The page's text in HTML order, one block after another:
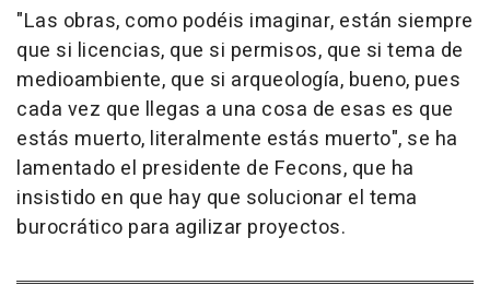
"Las obras, como podéis imaginar, están siempre
que si licencias, que si permisos, que si tema de
medioambiente, que si arqueología, bueno, pues
cada vez que llegas a una cosa de esas es que
estás muerto, literalmente estás muerto", se ha
lamentado el presidente de Fecons, que ha
insistido en que hay que solucionar el tema
burocrático para agilizar proyectos.